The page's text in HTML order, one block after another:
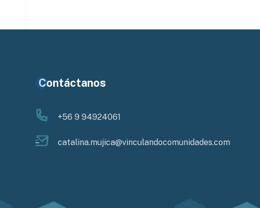
Contáctanos
+56 9 94924061
catalina.mujica@vinculandocomunidades.com